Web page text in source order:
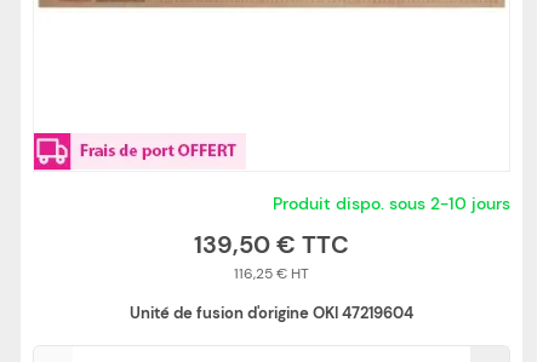
Produit dispo. sous 2-10 jours
139,50 €
116,25 €
Unité de fusion d'origine OKI 47219604